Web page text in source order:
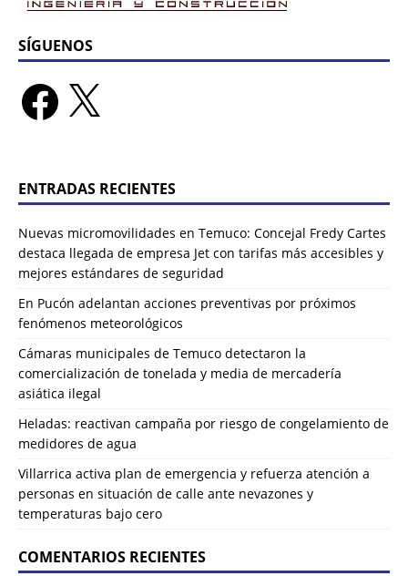
SÍGUENOS
ENTRADAS RECIENTES
Nuevas micromovilidades en Temuco: Concejal Fredy Cartes
destaca llegada de empresa Jet con tarifas más accesibles y
mejores estándares de seguridad
En Pucón adelantan acciones preventivas por próximos
fenómenos meteorológicos
Cámaras municipales de Temuco detectaron la
comercialización de tonelada y media de mercadería
asiática ilegal
Heladas: reactivan campaña por riesgo de congelamiento de
medidores de agua
Villarrica activa plan de emergencia y refuerza atención a
personas en situación de calle ante nevazones y
temperaturas bajo cero
COMENTARIOS RECIENTES